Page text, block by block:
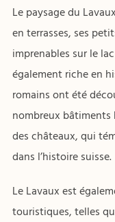
Le paysage du
en terrasses, ses
imprenables sur le
également riche en
romains ont été
nombreux bâtiments
des châteaux, qui
dans l’histoire suisse.
Le Lavaux est
touristiques, telles